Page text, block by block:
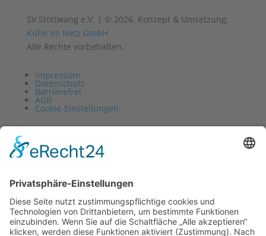
SV Stöttwang e.V. | © 2026. Konzept & Umsetzung:
Kühe im Netz GmbH
Alle Rechte vorbehalten.
Impressum
Datenschutz
Barrierefrei
AGB
Cookie-Einstellungen
Vertrag widerrufen
Impressum
Datenschutz
Barrierefrei